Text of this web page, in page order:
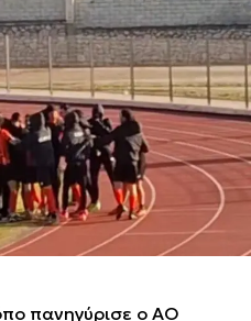
πανηγύρισε ο ΑΟ